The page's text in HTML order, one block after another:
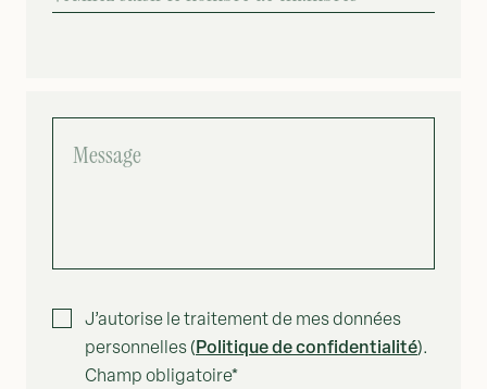
MESSAGE
J’autorise le traitement de mes données
personnelles (Politique de confidentialité).
Champ obligatoire*